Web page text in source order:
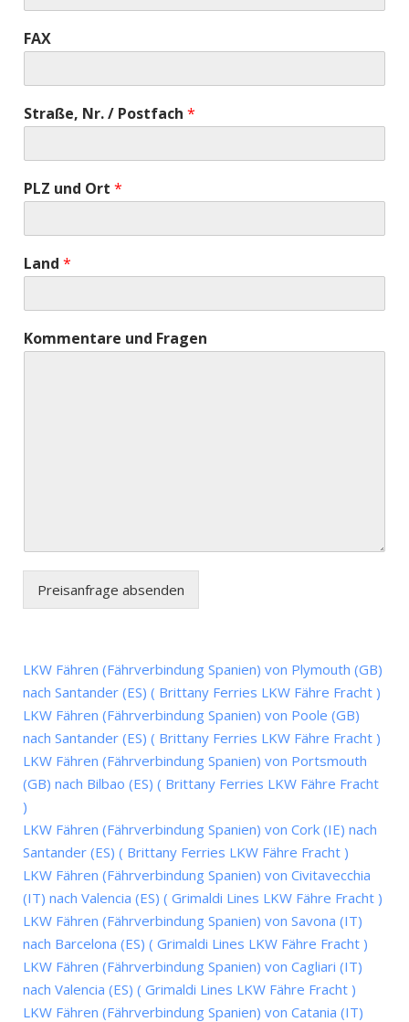
FAX
Straße, Nr. / Postfach *
PLZ und Ort *
Land *
Kommentare und Fragen
Preisanfrage absenden
LKW Fähren (Fährverbindung Spanien) von Plymouth (GB)
nach Santander (ES) ( Brittany Ferries LKW Fähre Fracht )
LKW Fähren (Fährverbindung Spanien) von Poole (GB)
nach Santander (ES) ( Brittany Ferries LKW Fähre Fracht )
LKW Fähren (Fährverbindung Spanien) von Portsmouth
(GB) nach Bilbao (ES) ( Brittany Ferries LKW Fähre Fracht
)
LKW Fähren (Fährverbindung Spanien) von Cork (IE) nach
Santander (ES) ( Brittany Ferries LKW Fähre Fracht )
LKW Fähren (Fährverbindung Spanien) von Civitavecchia
(IT) nach Valencia (ES) ( Grimaldi Lines LKW Fähre Fracht )
LKW Fähren (Fährverbindung Spanien) von Savona (IT)
nach Barcelona (ES) ( Grimaldi Lines LKW Fähre Fracht )
LKW Fähren (Fährverbindung Spanien) von Cagliari (IT)
nach Valencia (ES) ( Grimaldi Lines LKW Fähre Fracht )
LKW Fähren (Fährverbindung Spanien) von Catania (IT)